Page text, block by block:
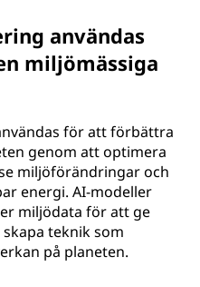
användas
miljömässiga
för att förbättra
genom att optimera
miljöförändringar och
energi. AI-modeller
miljödata för att ge
teknik som
på planeten.